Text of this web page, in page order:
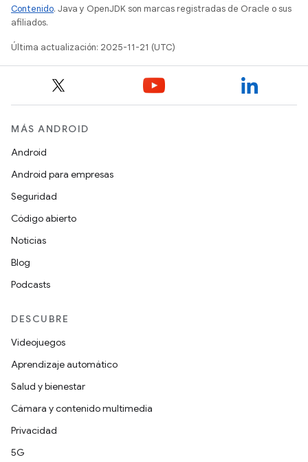
Contenido. Java y OpenJDK son marcas registradas de Oracle o sus
afiliados.
Última actualización: 2025-11-21 (UTC)
MÁS ANDROID
Android
Android para empresas
Seguridad
Código abierto
Noticias
Blog
Podcasts
DESCUBRE
Videojuegos
Aprendizaje automático
Salud y bienestar
Cámara y contenido multimedia
Privacidad
5G